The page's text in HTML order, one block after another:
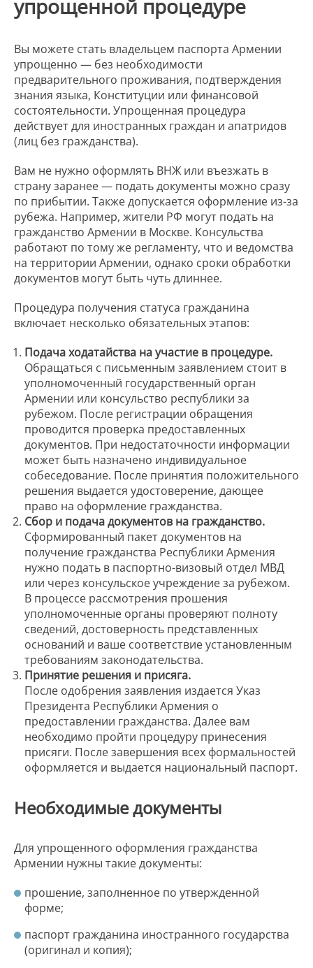
упрощенной процедуре
Вы можете стать владельцем паспорта Армении
упрощенно — без необходимости
предварительного проживания, подтверждения
знания языка, Конституции или финансовой
состоятельности. Упрощенная процедура
действует для иностранных граждан и апатридов
(лиц без гражданства).
Вам не нужно оформлять ВНЖ или въезжать в
страну заранее — подать документы можно сразу
по прибытии. Также допускается оформление из-за
рубежа. Например, жители РФ могут подать на
гражданство Армении в Москве. Консульства
работают по тому же регламенту, что и ведомства
на территории Армении, однако сроки обработки
документов могут быть чуть длиннее.
Процедура получения статуса гражданина
включает несколько обязательных этапов:
Подача ходатайства на участие в процедуре.
Обращаться с письменным заявлением стоит в
уполномоченный государственный орган
Армении или консульство республики за
рубежом. После регистрации обращения
проводится проверка предоставленных
документов. При недостаточности информации
может быть назначено индивидуальное
собеседование. После принятия положительного
решения выдается удостоверение, дающее
право на оформление гражданства.
Сбор и подача документов на гражданство.
Сформированный пакет документов на
получение гражданства Республики Армения
нужно подать в паспортно-визовый отдел МВД
или через консульское учреждение за рубежом.
В процессе рассмотрения прошения
уполномоченные органы проверяют полноту
сведений, достоверность представленных
оснований и ваше соответствие установленным
требованиям законодательства.
Принятие решения и присяга.
После одобрения заявления издается Указ
Президента Республики Армения о
предоставлении гражданства. Далее вам
необходимо пройти процедуру принесения
присяги. После завершения всех формальностей
оформляется и выдается национальный паспорт.
Необходимые документы
Для упрощенного оформления гражданства
Армении нужны такие документы:
прошение, заполненное по утвержденной
форме;
паспорт гражданина иностранного государства
(оригинал и копия);